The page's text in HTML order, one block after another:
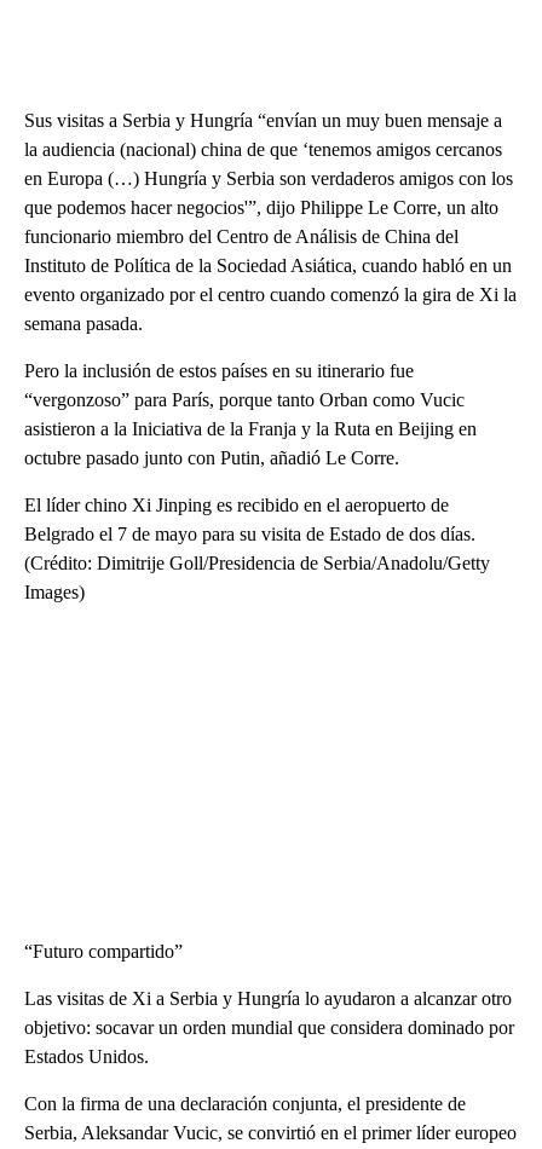
Sus visitas a Serbia y Hungría “envían un muy buen mensaje a
la audiencia (nacional) china de que ‘tenemos amigos cercanos
en Europa (…) Hungría y Serbia son verdaderos amigos con los
que podemos hacer negocios'”, dijo Philippe Le Corre, un alto
funcionario miembro del Centro de Análisis de China del
Instituto de Política de la Sociedad Asiática, cuando habló en un
evento organizado por el centro cuando comenzó la gira de Xi la
semana pasada.
Pero la inclusión de estos países en su itinerario fue
“vergonzoso” para París, porque tanto Orban como Vucic
asistieron a la Iniciativa de la Franja y la Ruta en Beijing en
octubre pasado junto con Putin, añadió Le Corre.
El líder chino Xi Jinping es recibido en el aeropuerto de
Belgrado el 7 de mayo para su visita de Estado de dos días.
(Crédito: Dimitrije Goll/Presidencia de Serbia/Anadolu/Getty
Images)
“Futuro compartido”
Las visitas de Xi a Serbia y Hungría lo ayudaron a alcanzar otro
objetivo: socavar un orden mundial que considera dominado por
Estados Unidos.
Con la firma de una declaración conjunta, el presidente de
Serbia, Aleksandar Vucic, se convirtió en el primer líder europeo